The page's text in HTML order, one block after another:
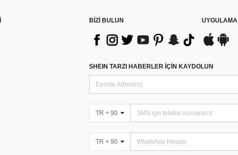
BİZİ BULUN UYGULAMA
SHEIN TARZI HABERLER IÇIN KAYDOLUN
TR + 90
TR + 90